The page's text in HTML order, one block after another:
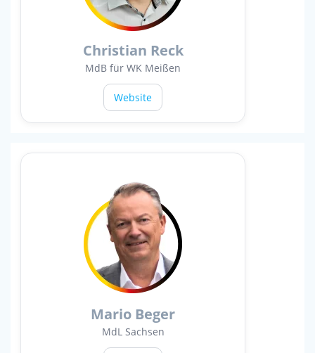
Christian Reck
MdB für WK Meißen
Website
Mario Beger
MdL Sachsen